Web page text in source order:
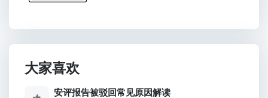
大家喜欢
安评报告被驳回常见原因解读